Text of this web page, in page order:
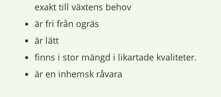
exakt till växtens behov
är fri från ogräs
är lätt
finns i stor mängd i likartade kvaliteter.
är en inhemsk råvara